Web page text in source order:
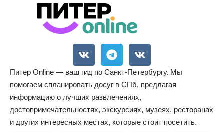
Питер Online — ваш гид по Санкт-Петербургу. Мы
помогаем спланировать досуг в СПб, предлагая
информацию о лучших развлечениях,
достопримечательностях, экскурсиях, музеях, ресторанах
и других интересных местах, которые стоит посетить.